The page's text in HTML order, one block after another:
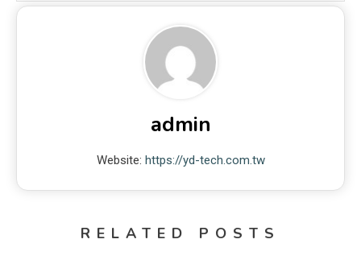
admin
Website: https://yd-tech.com.tw
RELATED POSTS